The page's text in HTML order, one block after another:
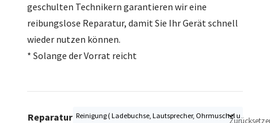
geschulten Technikern garantieren wir eine
reibungslose Reparatur, damit Sie Ihr Gerät schnell
wieder nutzen können.
* Solange der Vorrat reicht
Reparatur